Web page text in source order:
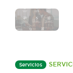
Servicios